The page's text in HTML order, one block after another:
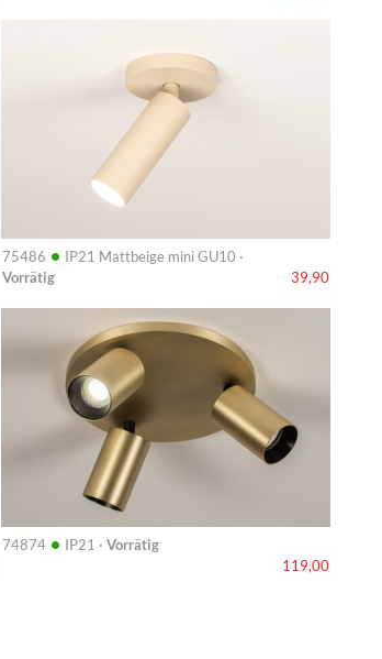
75486 • IP21 Mattbeige mini GU10 ·
Vorrätig
39,90
74874 • IP21 · Vorrätig
119,00
Info